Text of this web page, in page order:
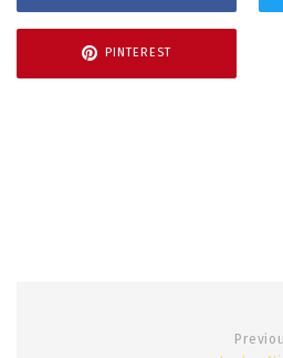
PINTEREST